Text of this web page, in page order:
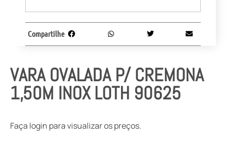
VARA OVALADA P/ CREMONA
1,50M INOX LOTH 90625
Faça login para visualizar os preços.
Compartilhe